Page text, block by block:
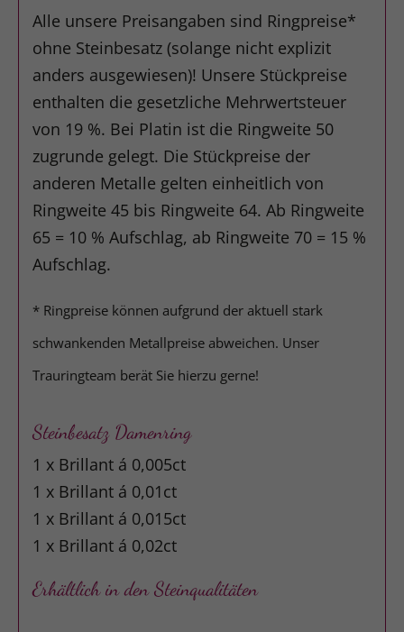
Alle unsere Preisangaben sind Ringpreise*
ohne Steinbesatz (solange nicht explizit
anders ausgewiesen)! Unsere Stückpreise
enthalten die gesetzliche Mehrwertsteuer
von 19 %. Bei Platin ist die Ringweite 50
zugrunde gelegt. Die Stückpreise der
anderen Metalle gelten einheitlich von
Ringweite 45 bis Ringweite 64. Ab Ringweite
65 = 10 % Aufschlag, ab Ringweite 70 = 15 %
Aufschlag.
* Ringpreise können aufgrund der aktuell stark
schwankenden Metallpreise abweichen. Unser
Trauringteam berät Sie hierzu gerne!
Steinbesatz Damenring
1 x Brillant á 0,005ct
1 x Brillant á 0,01ct
1 x Brillant á 0,015ct
1 x Brillant á 0,02ct
Erhältlich in den Steinqualitäten